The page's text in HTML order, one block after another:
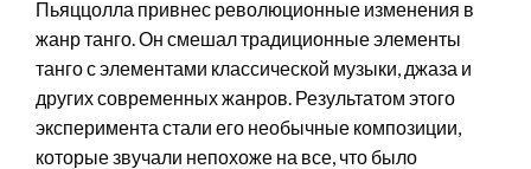
Пьяццолла привнес революционные изменения в
жанр танго. Он смешал традиционные элементы
танго с элементами классической музыки, джаза и
других современных жанров. Результатом этого
эксперимента стали его необычные композиции,
которые звучали непохоже на все, что было